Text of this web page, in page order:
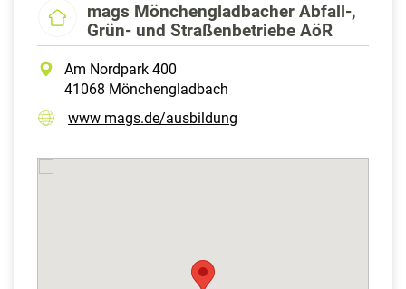
mags Mönchengladbacher Abfall-,
Grün- und Straßenbetriebe AöR
Am Nordpark 400
41068 Mönchengladbach
www mags.de/ausbildung